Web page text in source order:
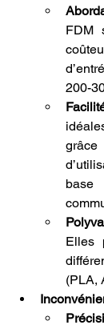
FDM
200-
Elles
(PLA,